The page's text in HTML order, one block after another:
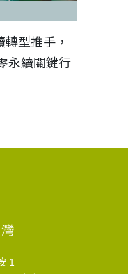
型推手，
永續關鍵行
1